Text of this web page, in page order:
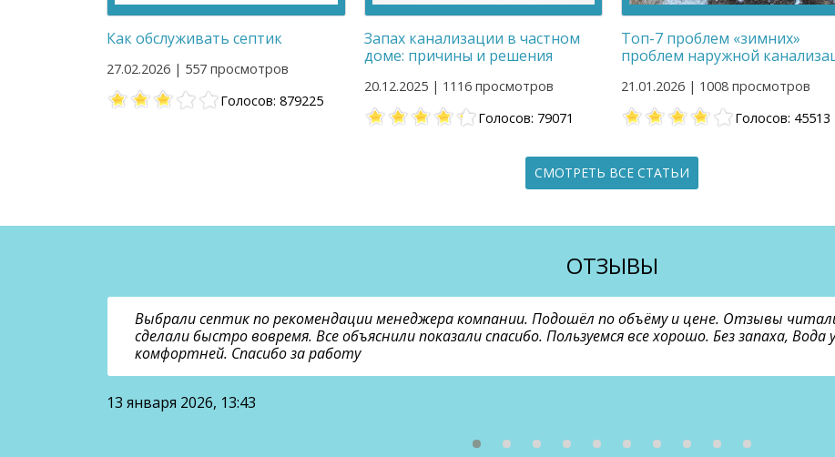
Как обслуживать септик
27.02.2026 | 557 просмотров
Голосов: 879225
Запах канализации в частном
доме: причины и решения
20.12.2025 | 1116 просмотров
Голосов: 79071
Топ-7 проблем «зимних»
проблем наружной
21.01.2026 | 1008 просмотров
Голосов: 45513
СМОТРЕТЬ ВСЕ СТАТЬИ
ОТЗЫВЫ
Выбрали септик по рекомендации менеджера компании. Подошёл по объёму и цене. Отзывы
сделали быстро вовремя. Все объяснили показали спасибо. Пользуемся все хорошо. Без запаха,
комфортней. Спасибо за работу
13 января 2026, 13:43